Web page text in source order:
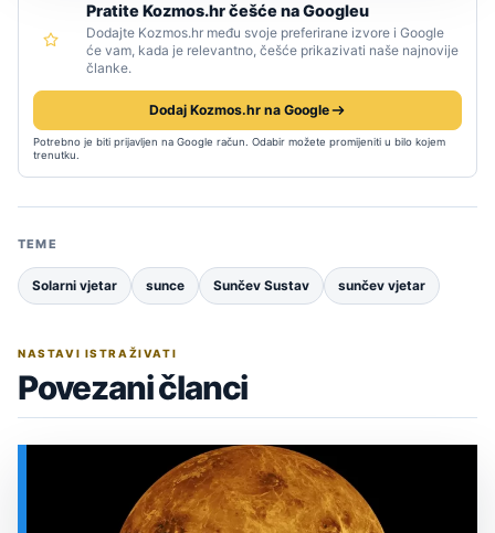
Pratite Kozmos.hr češće na Googleu
Dodajte Kozmos.hr među svoje preferirane izvore i Google
će vam, kada je relevantno, češće prikazivati naše najnovije
članke.
Dodaj Kozmos.hr na Google
Potrebno je biti prijavljen na Google račun. Odabir možete promijeniti u bilo kojem
trenutku.
TEME
Solarni vjetar sunce Sunčev Sustav sunčev vjetar
NASTAVI ISTRAŽIVATI
Povezani članci